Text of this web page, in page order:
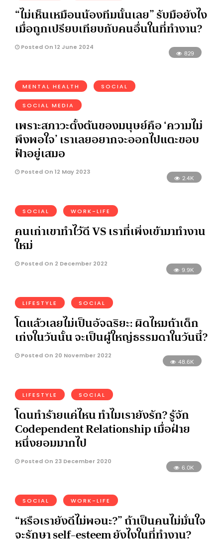
“ไม่เห็นเหมือนน้องทีมนั้นเลย” รับมือยังไง
เมื่อถูกเปรียบเทียบกับคนอื่นในที่ทำงาน?
Posted On 12 June 2024
829
MENTAL HEALTH SOCIAL
SOCIAL MEDIA
เพราะสภาวะตั้งต้นของมนุษย์คือ ‘ความไม่
พึงพอใจ’ เราเลยอยากจะออกไปแตะขอบ
ฟ้าอยู่เสมอ
Posted On 12 May 2023
2.4K
SOCIAL WORK-LIFE
คนเก่าเขาทำไว้ดี VS เราที่เพิ่งเข้ามาทำงาน
ใหม่
Posted On 2 December 2022
9.9K
LIFESTYLE SOCIAL
โตแล้วเลยไม่เป็นอัจฉริยะ: ผิดไหมถ้าเด็ก
เก่งในวันนั้น จะเป็นผู้ใหญ่ธรรมดาในวันนี้?
Posted On 20 November 2022
48.6K
LIFESTYLE SOCIAL
โดนทำร้ายแค่ไหน ทำไมเรายังรัก? รู้จัก
Codependent Relationship เมื่อฝ่าย
หนึ่งยอมมากไป
Posted On 23 December 2020
6.0K
SOCIAL WORK-LIFE
“หรือเรายังดีไม่พอนะ?” ถ้าเป็นคนไม่มั่นใจ
จะรักษา self-esteem ยังไงในที่ทำงาน?